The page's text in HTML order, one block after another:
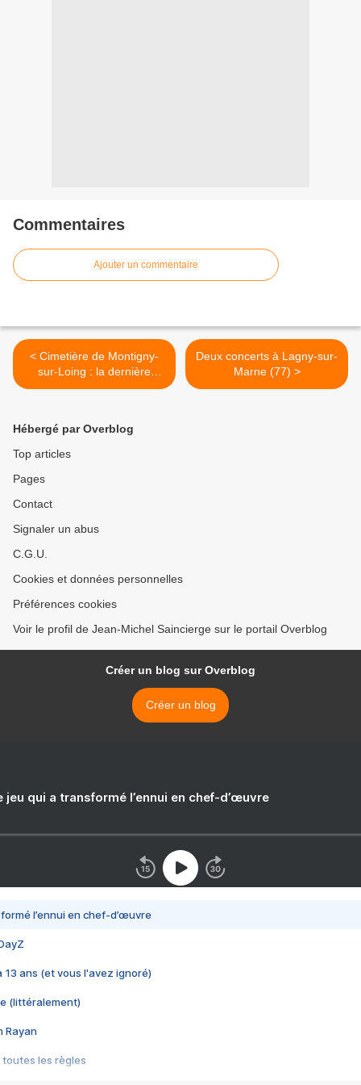
Commentaires
Ajouter un commentaire
< Cimetière de Montigny-
sur-Loing : la dernière
demeure du violoncelliste
Deux concerts à Lagny-sur-
Marne (77) >
Hébergé par Overblog
Top articles
Pages
Contact
Signaler un abus
C.G.U.
Cookies et données personnelles
Préférences cookies
Voir le profil de Jean-Michel Saincierge sur le portail Overblog
Créer un blog sur Overblog
Créer un blog
jeu qui a transformé l’ennui en chef-d’œuvre
l’ennui en chef-d’œuvre
13 ans (et vous l'avez ignoré)
(littéralement)
Rayan
toutes les règles